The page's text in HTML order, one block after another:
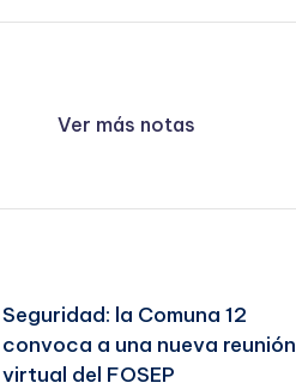
Ver más notas
Seguridad: la Comuna 12
convoca a una nueva reunión
virtual del FOSEP